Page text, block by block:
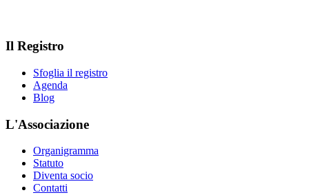
Il Registro
Sfoglia il registro
Agenda
Blog
L'Associazione
Organigramma
Statuto
Diventa socio
Contatti